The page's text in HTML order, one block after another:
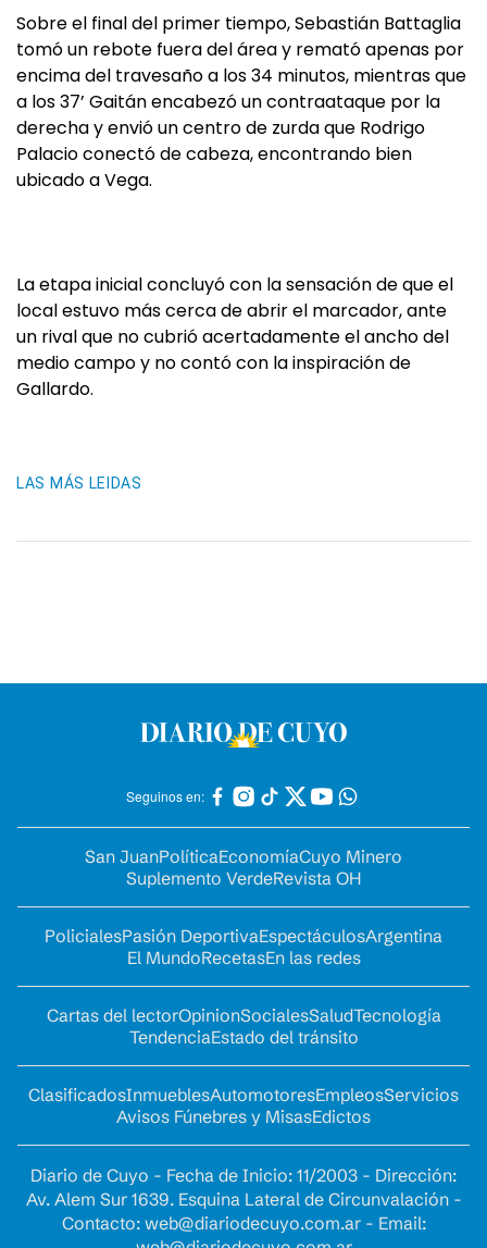
Sobre el final del primer tiempo, Sebastián Battaglia
tomó un rebote fuera del área y remató apenas por
encima del travesaño a los 34 minutos, mientras que
a los 37’ Gaitán encabezó un contraataque por la
derecha y envió un centro de zurda que Rodrigo
Palacio conectó de cabeza, encontrando bien
ubicado a Vega.
La etapa inicial concluyó con la sensación de que el
local estuvo más cerca de abrir el marcador, ante
un rival que no cubrió acertadamente el ancho del
medio campo y no contó con la inspiración de
Gallardo.
LAS MÁS LEIDAS
Seguinos en:
San JuanPolíticaEconomíaCuyo Minero
Suplemento VerdeRevista OH
PolicialesPasión DeportivaEspectáculosArgentina
El MundoRecetasEn las redes
Cartas del lectorOpinionSocialesSaludTecnología
TendenciaEstado del tránsito
ClasificadosInmueblesAutomotoresEmpleosServicios
Avisos Fúnebres y MisasEdictos
Diario de Cuyo - Fecha de Inicio: 11/2003 - Dirección:
Av. Alem Sur 1639. Esquina Lateral de Circunvalación -
Contacto: web@diariodecuyo.com.ar- Email: